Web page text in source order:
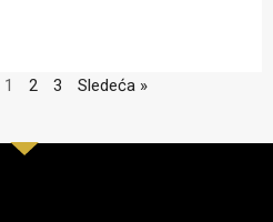
1 2 3 Sledeća »